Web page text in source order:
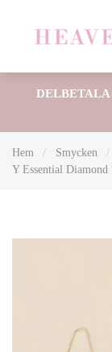
Hem / Smycken /
Y Essential Diamond